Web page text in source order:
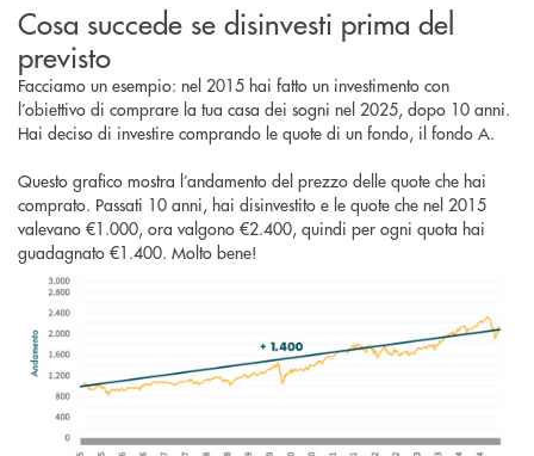
Cosa succede se disinvesti prima del
previsto
Facciamo un esempio: nel 2015 hai fatto un investimento con
l’obiettivo di comprare la tua casa dei sogni nel 2025, dopo 10 anni.
Hai deciso di investire comprando le quote di un fondo, il fondo A.
Questo grafico mostra l’andamento del prezzo delle quote che hai
comprato. Passati 10 anni, hai disinvestito e le quote che nel 2015
valevano €1.000, ora valgono €2.400, quindi per ogni quota hai
guadagnato €1.400. Molto bene!